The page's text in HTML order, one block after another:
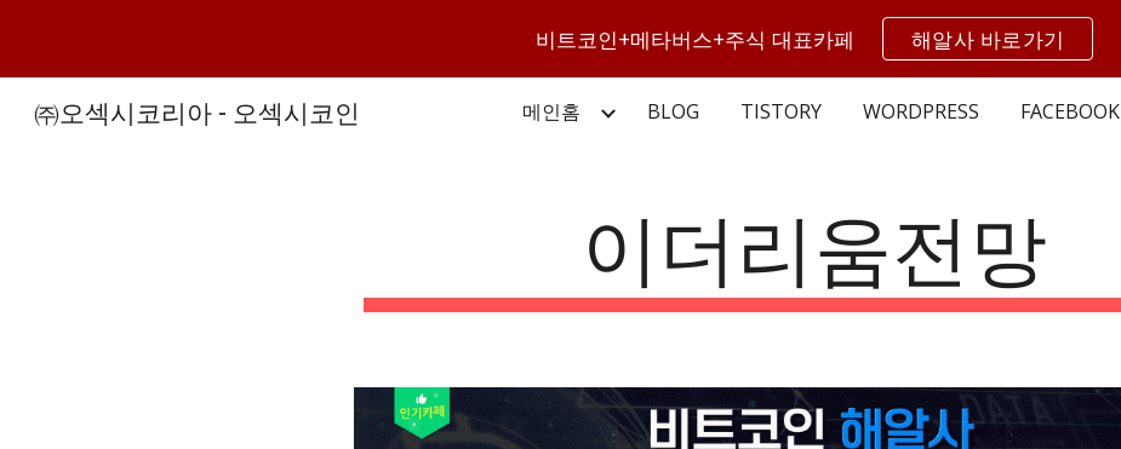
Skip to main content Skip to navigation
비트코인+메타버스+주식 대표카페 해알사 바로가기
㈜오섹시코리아 - 오섹시코인 메인홈 BLOG TISTORY WORDPRESS FACEBOOK
이더리움전망